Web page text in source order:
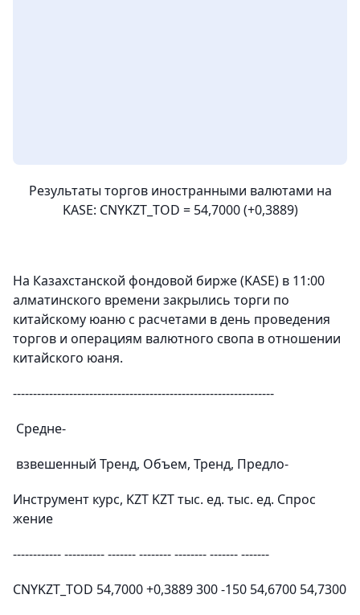
Результаты торгов иностранными валютами на
KASE: CNYKZT_TOD = 54,7000 (+0,3889)
На Казахстанской фондовой бирже (KASE) в 11:00
алматинского времени закрылись торги по
китайскому юаню с расчетами в день проведения
торгов и операциям валютного свопа в отношении
китайского юаня.
-----------------------------------------------------------------
Средне-
взвешенный Тренд, Объем, Тренд, Предло-
Инструмент курс, KZT KZT тыс. ед. тыс. ед. Спрос
жение
------------ ---------- ------- -------- -------- ------- -------
CNYKZT_TOD 54,7000 +0,3889 300 -150 54,6700 54,7300